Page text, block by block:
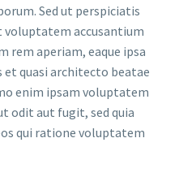
Sed ut perspiciatis
voluptatem accusantium
rem aperiam, eaque ipsa
quasi architecto beatae
enim ipsam voluptatem
odit aut fugit, sed quia
qui ratione voluptatem